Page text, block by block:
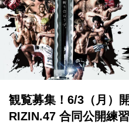
観覧募集！6/3（月）
RIZIN.47 合同公開練